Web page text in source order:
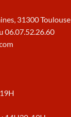
31300 Toulouse
06.07.52.26.60